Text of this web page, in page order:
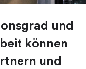
und
können
und